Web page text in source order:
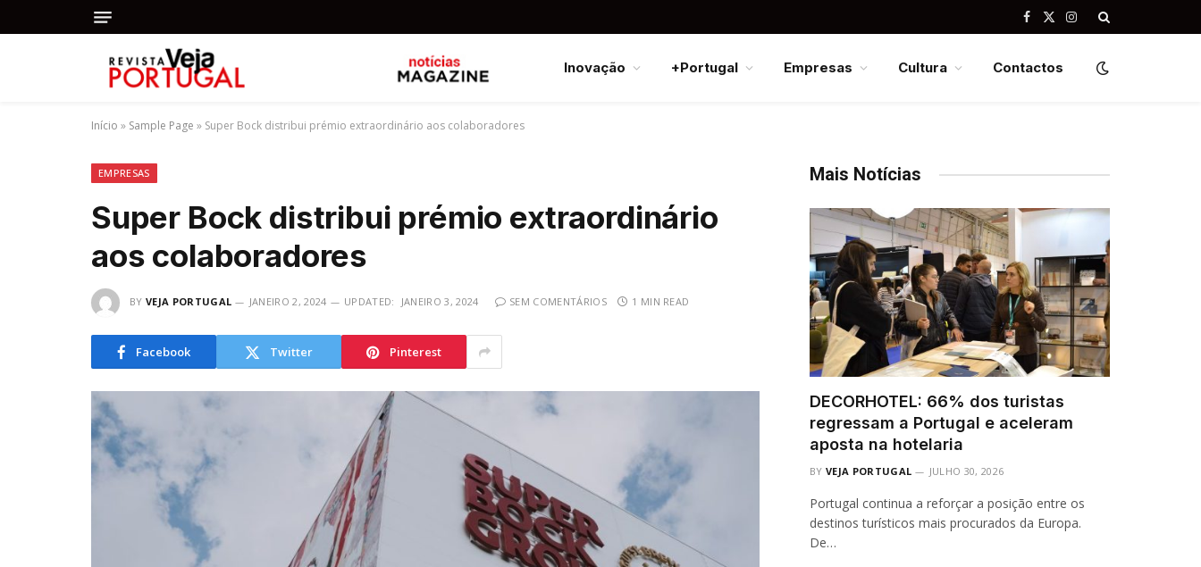
Facebook
X
Instagram
Inovação +Portugal Empresas Cultura Contactos
Início » Sample Page » Super Bock distribui prémio extraordinário aos colaboradores
EMPRESAS
Super Bock distribui prémio extraordinário
aos colaboradores
BY VEJA PORTUGAL JANEIRO 2, 2024 UPDATED: JANEIRO 3, 2024 SEM COMENTÁRIOS 1 MIN READ
Facebook Twitter Pinterest
Mais Notícias
DECORHOTEL: 66% dos turistas
regressam a Portugal e aceleram
aposta na hotelaria
BY VEJA PORTUGAL JULHO 30, 2026
Portugal continua a reforçar a posição entre os
destinos turísticos mais procurados da Europa.
De…